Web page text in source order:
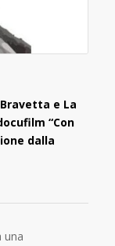
e La
“Con
dalla
una